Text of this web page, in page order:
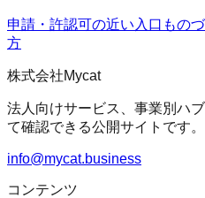
申請・許認可の近い入口 もの
方
株式会社Mycat
法人向けサービス、事業別ハ
て確認できる公開サイトです。
info@mycat.business
コンテンツ